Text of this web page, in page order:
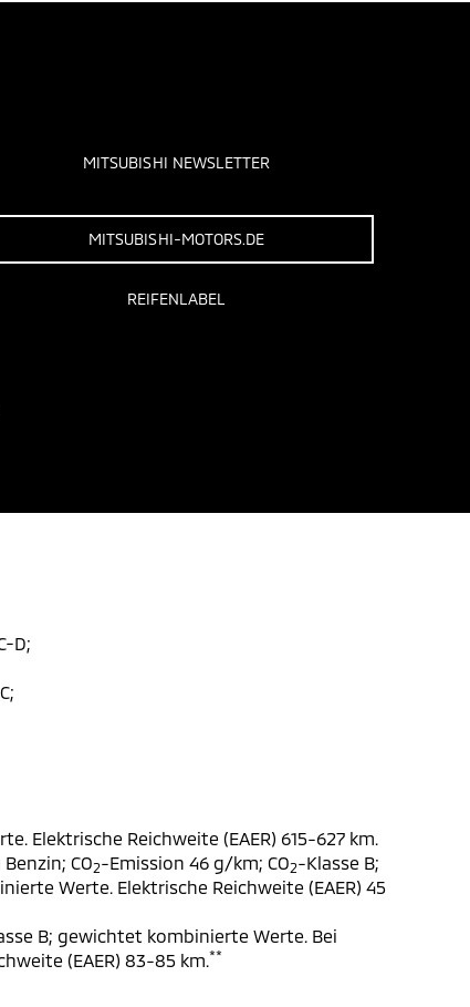
MITSUBISHI NEWSLETTER
MITSUBISHI-MOTORS.DE
REIFENLABEL
D;
Elektrische Reichweite (EAER) 615-627 km.
CO2-Emission 46 g/km; CO2-Klasse B;
Werte. Elektrische Reichweite (EAER) 45
B; gewichtet kombinierte Werte. Bei
(EAER) 83-85 km.**